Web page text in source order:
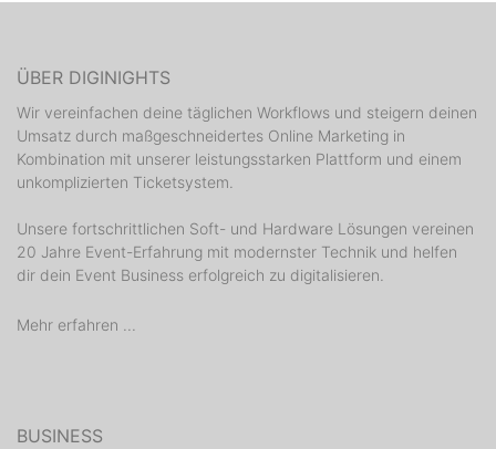
ÜBER DIGINIGHTS
Wir vereinfachen deine täglichen Workflows und steigern deinen
Umsatz durch maßgeschneidertes Online Marketing in
Kombination mit unserer leistungsstarken Plattform und einem
unkomplizierten Ticketsystem.
Unsere fortschrittlichen Soft- und Hardware Lösungen vereinen
20 Jahre Event-Erfahrung mit modernster Technik und helfen
dir dein Event Business erfolgreich zu digitalisieren.
Mehr erfahren ...
BUSINESS